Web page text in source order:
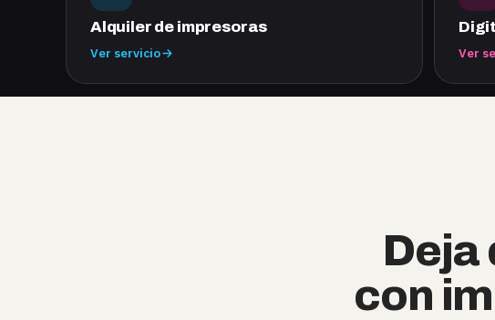
Alquiler de impresoras
Ver servicio Ver
Deja
con